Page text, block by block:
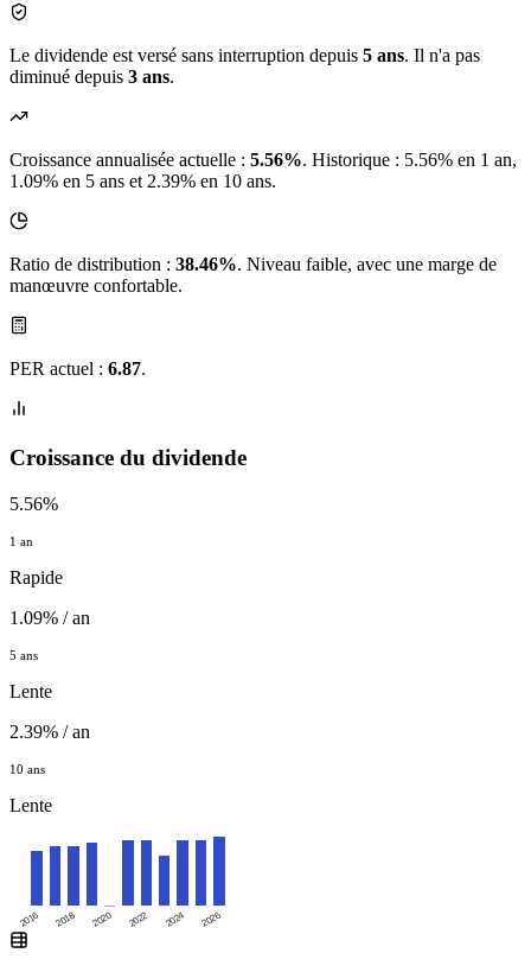
Le dividende est versé sans interruption depuis 5 ans. Il n'a pas
diminué depuis 3 ans.
Croissance annualisée actuelle : 5.56%. Historique : 5.56% en 1 an,
1.09% en 5 ans et 2.39% en 10 ans.
Ratio de distribution : 38.46%. Niveau faible, avec une marge de
manœuvre confortable.
PER actuel : 6.87.
Croissance du dividende
5.56%
1 an
Rapide
1.09% / an
5 ans
Lente
2.39% / an
10 ans
Lente
2016 2018 2020 2022 2024 2026